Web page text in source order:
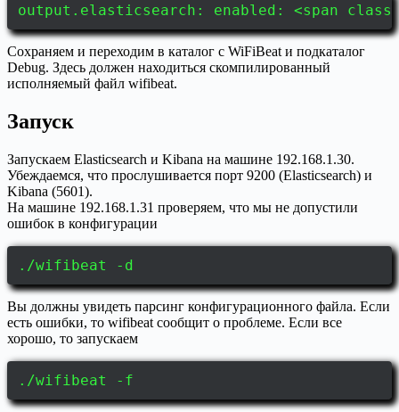
output.elasticsearch: enabled: <span
Сохраняем и переходим в каталог с WiFiBeat и подкаталог
Debug. Здесь должен находиться скомпилированный
исполняемый файл wifibeat.
Запуск
Запускаем Elasticsearch и Kibana на машине 192.168.1.30.
Убеждаемся, что прослушивается порт 9200 (Elasticsearch) и
Kibana (5601).
На машине 192.168.1.31 проверяем, что мы не допустили
ошибок в конфигурации
./wifibeat -d
Вы должны увидеть парсинг конфигурационного файла. Если
есть ошибки, то wifibeat сообщит о проблеме. Если все
хорошо, то запускаем
./wifibeat -f